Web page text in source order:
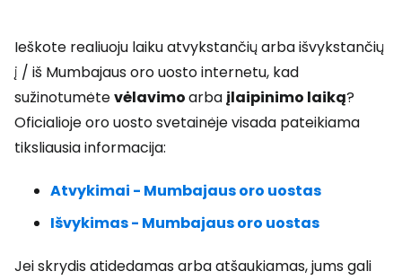
Ieškote realiuoju laiku atvykstančių arba išvykstančių
į / iš Mumbajaus oro uosto internetu, kad
sužinotumėtevėlavimoarbaįlaipinimo laiką?
Oficialioje oro uosto svetainėje visada pateikiama
tiksliausia informacija:
Atvykimai - Mumbajaus oro uostas
Išvykimas - Mumbajaus oro uostas
Jei skrydis atidedamas arba atšaukiamas, jums gali